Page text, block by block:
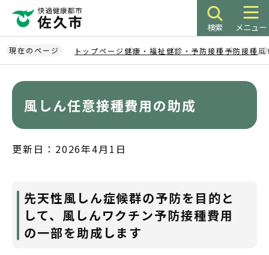
ペ
ー
ジ
検索 メニュー
現在のページ トップページ健康・福祉健診・予防接種 予防接種 風
風しん任意接種費用の助成
更新日：2026年4月1日
先天性風しん症候群の予防を目的と
して、風しんワクチン予防接種費用
の一部を助成します